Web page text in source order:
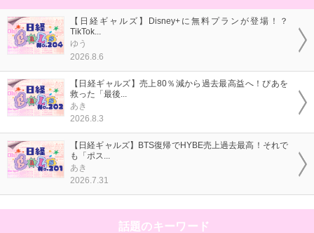
【日経ギャルズ】Disney+に無料プランが登場！？
TikTok...
ゆう
2026.8.6
【日経ギャルズ】売上80％減から過去最高益へ！ぴあを
救った「最後...
あき
2026.8.3
【日経ギャルズ】BTS復帰でHYBE売上過去最高！それで
も「ポス...
あき
2026.7.31
話題のキーワード